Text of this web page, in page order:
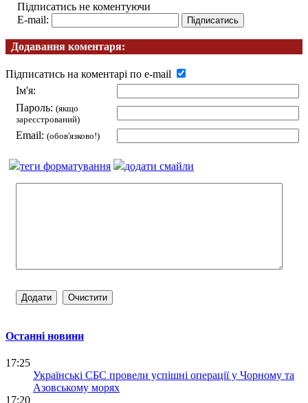
Підписатись не коментуючи
E-mail:
Додавання коментаря:
Підписатись на коментарі по e-mail
Ім'я:
Пароль: (якщо
зареєстрований)
Email: (обов'язково!)
теги форматування додати смайли
Останні новини
17:25
Українські СБС провели успішні операції у Чорному та
Азовському морях
17:20